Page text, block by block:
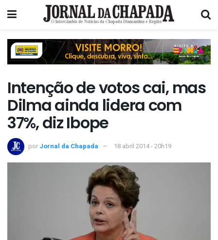
Intenção de votos cai, mas
Dilma ainda lidera com
37%, diz Ibope
por Jornal da Chapada 18 abril 2014 - 20h19